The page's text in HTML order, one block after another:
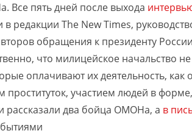
Все пять дней после выхода
в редакции The New Times,
обращения к президенту
что милицейское начальство
оплачивают их деятельность,
участием людей в
рассказали два бойца ОМОНа, а в